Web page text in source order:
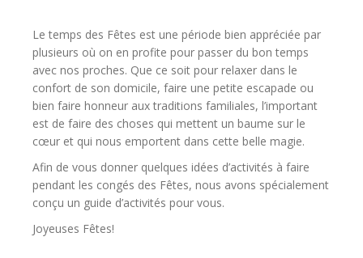
Le temps des Fêtes est une période bien appréciée par
plusieurs où on en profite pour passer du bon temps
avec nos proches. Que ce soit pour relaxer dans le
confort de son domicile, faire une petite escapade ou
bien faire honneur aux traditions familiales, l’important
est de faire des choses qui mettent un baume sur le
cœur et qui nous emportent dans cette belle magie.
Afin de vous donner quelques idées d’activités à faire
pendant les congés des Fêtes, nous avons spécialement
conçu un guide d’activités pour vous.
Joyeuses Fêtes!